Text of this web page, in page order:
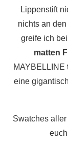
Lippenstift
nichts an
greife ich
matten
MAYBELLINE
eine
Swatches